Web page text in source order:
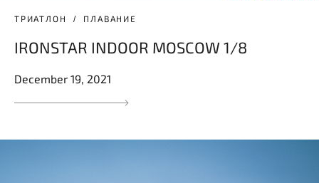
ТРИАТЛОН ПЛАВАНИЕ
IRONSTAR INDOOR MOSCOW 1/8
December 19, 2021